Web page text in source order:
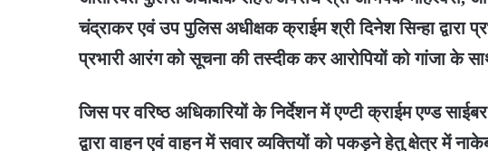
चंद्राकर एवं उप पुलिस अधीक्षक क्राईम श्री दिनेश सिन्हा द्वारा
प्रभारी आरंग को सूचना की तस्दीक कर आरोपियों को गांजा के
जिस पर वरिष्ठ अधिकारियों के निर्देशन में एण्टी क्राईम एण्ड
द्वारा वाहन एवं वाहन में सवार व्यक्तियों को पकड़ने हेतु क्षेत्र में